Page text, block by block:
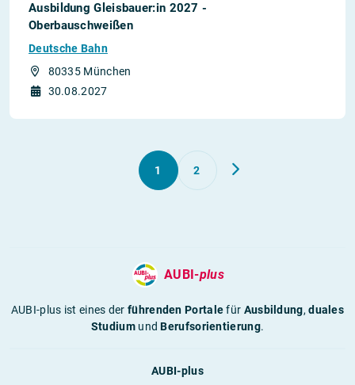
Ausbildung Gleisbauer:in 2027 -
Oberbauschweißen
Deutsche Bahn
80335 München
30.08.2027
1 2
AUBI-plus
AUBI-plus ist eines derführenden Portalefür Ausbildung,duales
StudiumundBerufsorientierung.
AUBI-plus